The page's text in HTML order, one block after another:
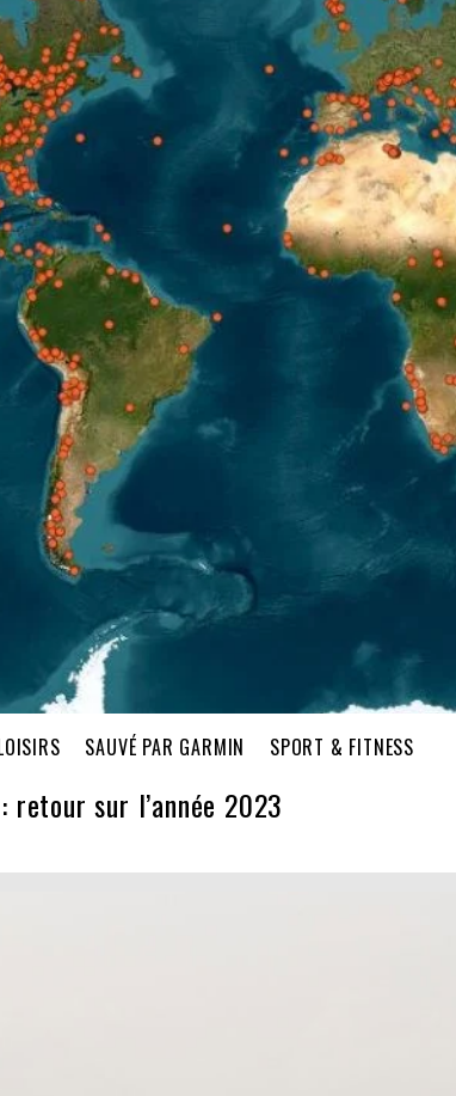
SAUVÉ PAR GARMIN SPORT & FITNESS
retour sur l’année 2023